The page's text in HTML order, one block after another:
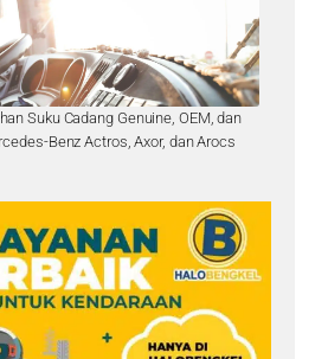
Suku Cadang Genuine, OEM, dan
Benz Actros, Axor, dan Arocs